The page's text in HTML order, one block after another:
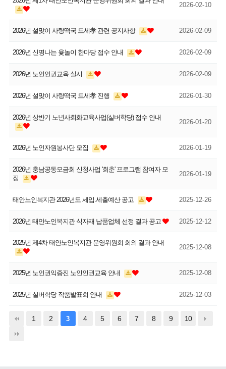
2026-02-10
2026년 설맞이 사랑떡국 드세孝 관련 공지사항 2026-02-09
2026년 신명나는 윷놀이 한마당 접수 안내 2026-02-09
2026년 노인인권교육 실시 2026-02-09
2026년 설맞이 사랑떡국 드세孝 진행 2026-01-30
2026년 상반기 노년사회화교육사업(실버학당) 접수 안내
2026-01-20
2026년 노인자원봉사단 모집 2026-01-19
2026년 충남공동모금회 신청사업 '회춘' 프로그램 참여자 모
집
2026-01-19
태안노인복지관 2026년도 세입.세출예산 공고 2025-12-26
2026년 태안노인복지관 식자재 납품업체 선정 결과 공고 2025-12-12
2025년 제4차 태안노인복지관 운영위원회 회의 결과 안내
2025-12-08
2025년 노인권익증진 노인인권교육 안내 2025-12-08
2025년 실버학당 작품발표회 안내 2025-12-03
1 2 3 4 5 6 7 8 9 10